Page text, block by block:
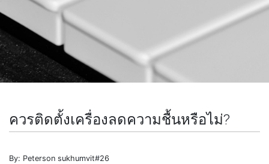
ควรติดตั้งเครื่องลดความชื้นหรือไม่?
By: Peterson sukhumvit#26